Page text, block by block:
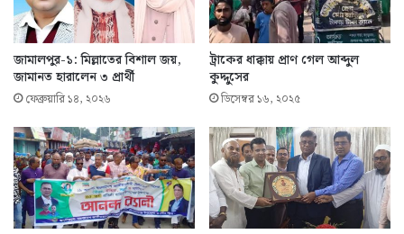
জামালপুর-১: মিল্লাতের বিশাল জয়,
জামানত হারালেন ৩ প্রার্থী
ফেব্রুয়ারি ১৪, ২০২৬
ট্রাকের ধাক্কায় প্রাণ গেল আব্দুল
কুদ্দুসের
ডিসেম্বর ১৬, ২০২৫